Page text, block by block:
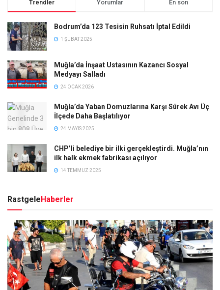
Trendler Yorumlar En son
Bodrum’da 123 Tesisin Ruhsatı İptal Edildi
1 ŞUBAT 2025
Muğla’da İnşaat Ustasının Kazancı Sosyal
Medyayı Salladı
24 OCAK 2026
Muğla’da Yaban Domuzlarına Karşı Sürek Avı Üç
İlçede Daha Başlatılıyor
24 MAYIS 2025
CHP’li belediye bir ilki gerçekleştirdi. Muğla’nın
ilk halk ekmek fabrikası açılıyor
14 TEMMUZ 2025
RastgeleHaberler